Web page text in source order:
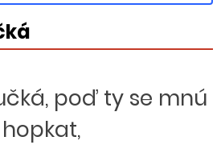
poď ty se mnú
hopkat,